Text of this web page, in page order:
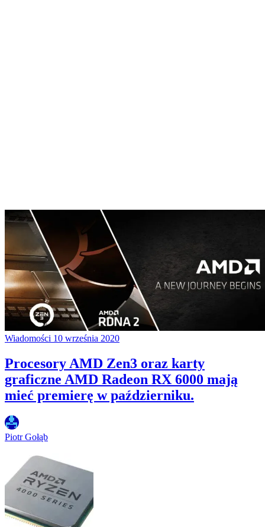
Wiadomości 10 września 2020
Procesory AMD Zen3 oraz karty
graficzne AMD Radeon RX 6000 mają
mieć premierę w październiku.
Piotr Gołąb